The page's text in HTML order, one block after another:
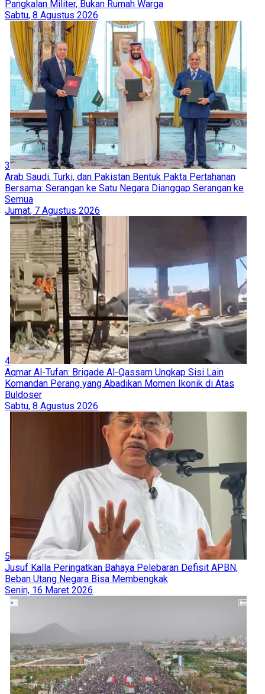
Pangkalan Militer, Bukan Rumah Warga
Sabtu, 8 Agustus 2026
3
Arab Saudi, Turki, dan Pakistan Bentuk Pakta Pertahanan
Bersama: Serangan ke Satu Negara Dianggap Serangan ke
Semua
Jumat, 7 Agustus 2026
4
Aqmar Al-Tufan: Brigade Al-Qassam Ungkap Sisi Lain
Komandan Perang yang Abadikan Momen Ikonik di Atas
Buldoser
Sabtu, 8 Agustus 2026
5
Jusuf Kalla Peringatkan Bahaya Pelebaran Defisit APBN,
Beban Utang Negara Bisa Membengkak
Senin, 16 Maret 2026